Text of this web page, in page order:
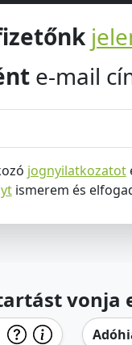
e-mail
jognyilatkozatot
ismerem és
vonja